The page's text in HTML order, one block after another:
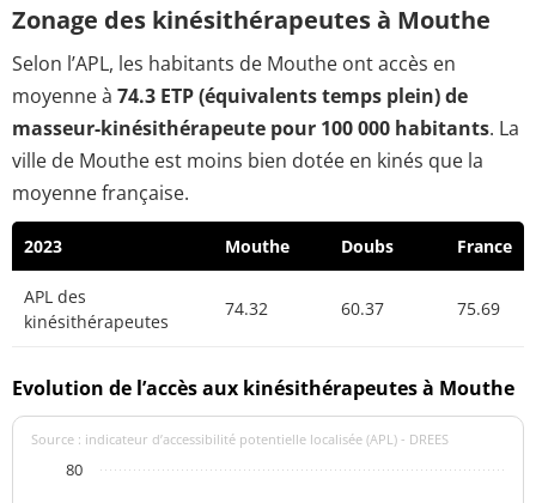
Zonage des kinésithérapeutes à Mouthe
Selon l’APL, les habitants de Mouthe ont accès en
moyenne à 74.3 ETP (équivalents temps plein) de
masseur-kinésithérapeute pour 100 000 habitants. La
ville de Mouthe est moins bien dotée en kinés que la
moyenne française.
2023 Mouthe Doubs France
APL des
kinésithérapeutes
74.32 60.37 75.69
Evolution de l’accès aux kinésithérapeutes à Mouthe
Source : indicateur d’accessibilité potentielle localisée (APL) - DREES
80